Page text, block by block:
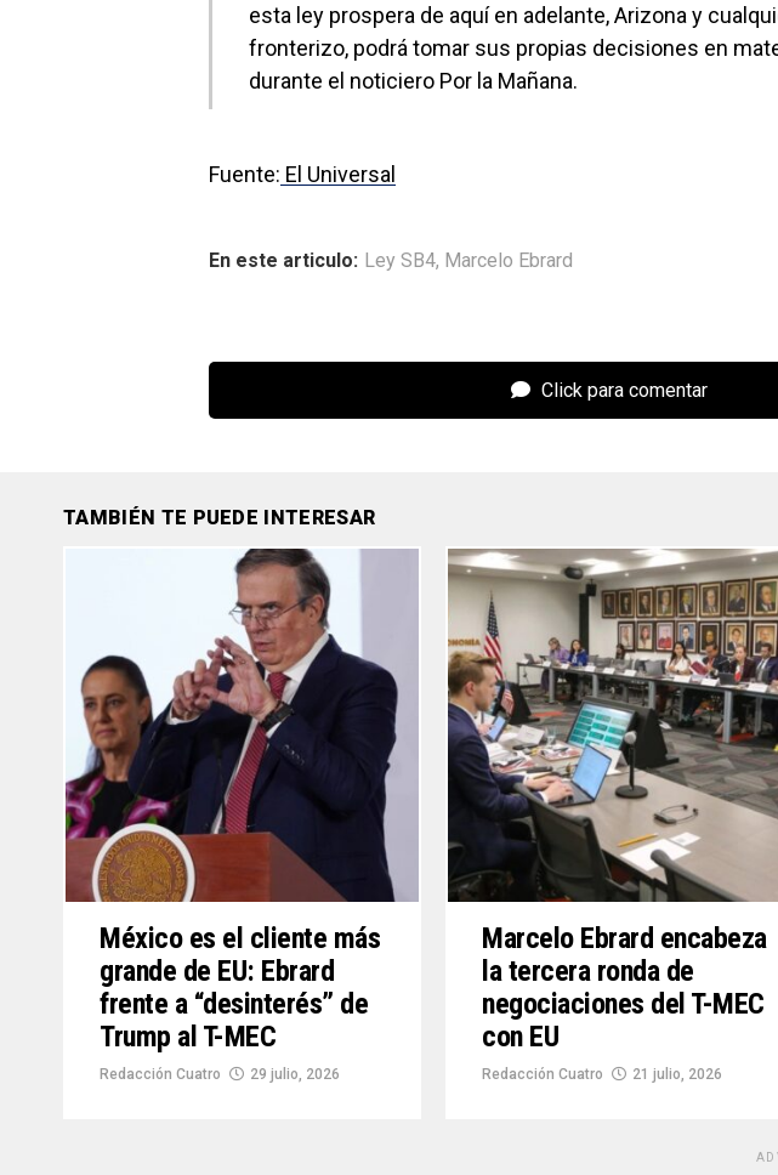
esta ley prospera de aquí en adelante, Arizona y
fronterizo, podrá tomar sus propias decisiones en
durante el noticiero Por la Mañana.
Fuente: El Universal
En este articulo: Ley SB4, Marcelo Ebrard
Click para comentar
TAMBIÉN TE PUEDE INTERESAR
México es el cliente más
grande de EU: Ebrard
frente a “desinterés” de
Trump al T-MEC
Redacción Cuatro 29 julio, 2026
Marcelo Ebrard encabeza
la tercera ronda de
negociaciones del T-MEC
con EU
Redacción Cuatro 21 julio, 2026